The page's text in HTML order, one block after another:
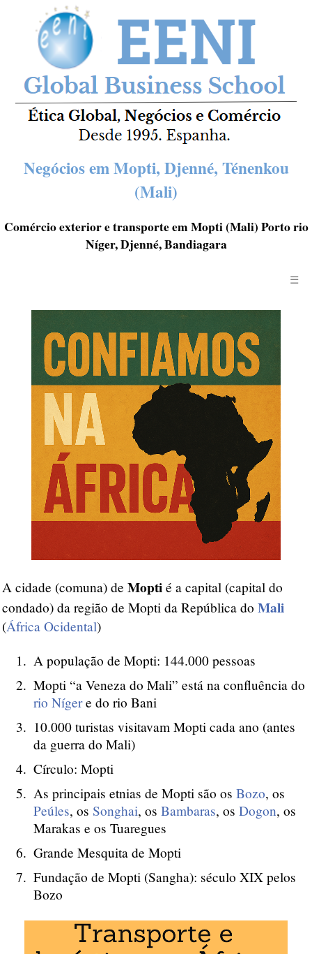
Negócios em Mopti, Djenné, Ténenkou
(Mali)
Comércio exterior e transporte em Mopti (Mali) Porto rio
Níger, Djenné, Bandiagara
☰
A cidade (comuna) de Mopti é a capital (capital do
condado) da região de Mopti da República do Mali
(África Ocidental)
A população de Mopti: 144.000 pessoas
Mopti “a Veneza do Mali” está na confluência do
rio Nígere do rio Bani
10.000 turistas visitavam Mopti cada ano (antes
da guerra do Mali)
Círculo: Mopti
As principais etnias de Mopti são os Bozo, os
Peúles, os Songhai, os Bambaras, os Dogon, os
Marakas e os Tuaregues
Grande Mesquita de Mopti
Fundação de Mopti (Sangha): século XIX pelos
Bozo